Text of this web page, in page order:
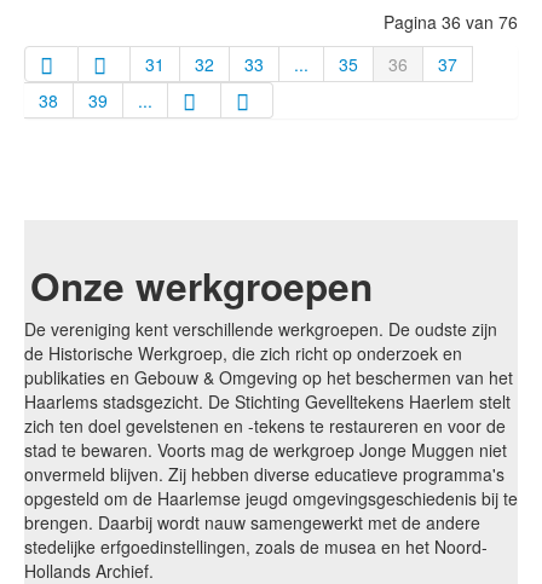
Pagina 36 van 76
31
32 33 ... 35 36
37
38
39 ...
Onze werkgroepen
De vereniging kent verschillende werkgroepen. De oudste zijn
de Historische Werkgroep, die zich richt op onderzoek en
publikaties en Gebouw & Omgeving op het beschermen van het
Haarlems stadsgezicht. De Stichting Gevelltekens Haerlem stelt
zich ten doel gevelstenen en -tekens te restaureren en voor de
stad te bewaren. Voorts mag de werkgroep Jonge Muggen niet
onvermeld blijven. Zij hebben diverse educatieve programma's
opgesteld om de Haarlemse jeugd omgevingsgeschiedenis bij te
brengen. Daarbij wordt nauw samengewerkt met de andere
stedelijke erfgoedinstellingen, zoals de musea en het Noord-
Hollands Archief.